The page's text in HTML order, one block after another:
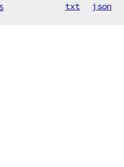
txt json